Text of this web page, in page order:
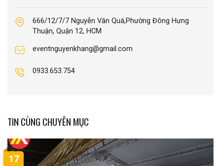
666/12/7/7 Nguyễn Văn Quá,Phường Đông Hưng
Thuận, Quận 12, HCM
eventnguyenkhang@gmail.com
0933.653.754
TIN CÙNG CHUYÊN MỤC
17